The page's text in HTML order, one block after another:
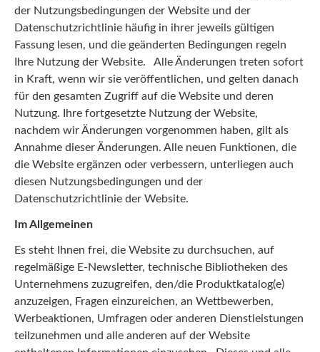
der Nutzungsbedingungen der Website und der
Datenschutzrichtlinie häufig in ihrer jeweils gültigen
Fassung lesen, und die geänderten Bedingungen regeln
Ihre Nutzung der Website. Alle Änderungen treten sofort
in Kraft, wenn wir sie veröffentlichen, und gelten danach
für den gesamten Zugriff auf die Website und deren
Nutzung. Ihre fortgesetzte Nutzung der Website,
nachdem wir Änderungen vorgenommen haben, gilt als
Annahme dieser Änderungen. Alle neuen Funktionen, die
die Website ergänzen oder verbessern, unterliegen auch
diesen Nutzungsbedingungen und der
Datenschutzrichtlinie der Website.
Im Allgemeinen
Es steht Ihnen frei, die Website zu durchsuchen, auf
regelmäßige E-Newsletter, technische Bibliotheken des
Unternehmens zuzugreifen, den/die Produktkatalog(e)
anzuzeigen, Fragen einzureichen, an Wettbewerben,
Werbeaktionen, Umfragen oder anderen Dienstleistungen
teilzunehmen und alle anderen auf der Website